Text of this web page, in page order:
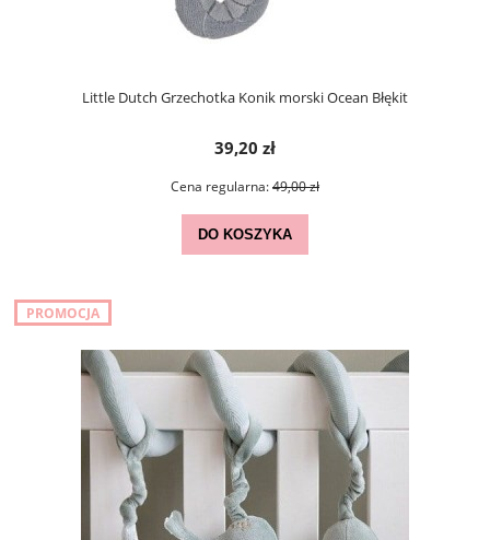
Little Dutch Grzechotka Konik morski Ocean Błękit
39,20 zł
Cena regularna:49,00 zł
DO KOSZYKA
PROMOCJA